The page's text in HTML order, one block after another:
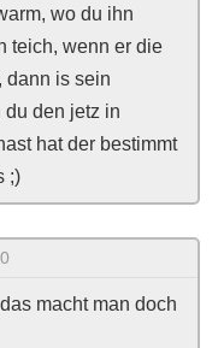
wo du ihn
teich, wenn er die
dann is sein
den jetz in
hat der bestimmt
;)
macht man doch